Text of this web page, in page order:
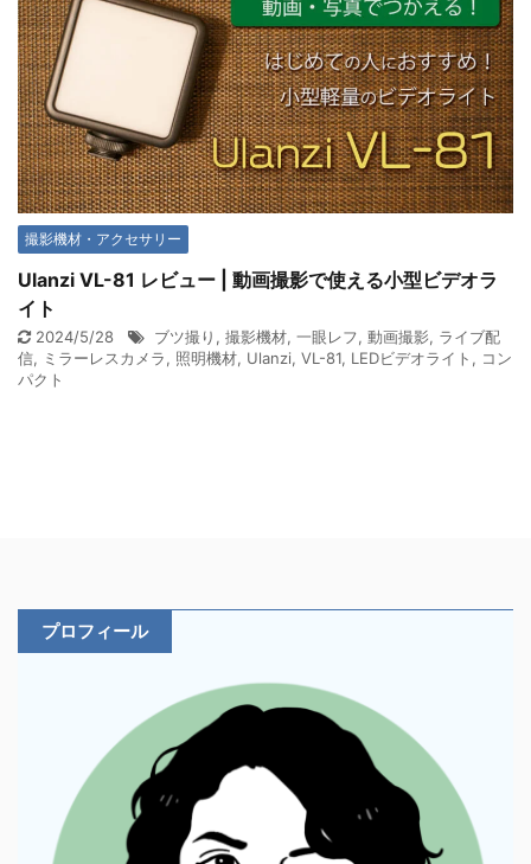
撮影機材・アクセサリー
Ulanzi VL-81 レビュー | 動画撮影で使える小型ビデオラ
イト
2024/5/28 ブツ撮り , 撮影機材, 一眼レフ, 動画撮影, ライブ配
信, ミラーレスカメラ, 照明機材, Ulanzi, VL-81, LEDビデオライト , コン
パクト
プロフィール